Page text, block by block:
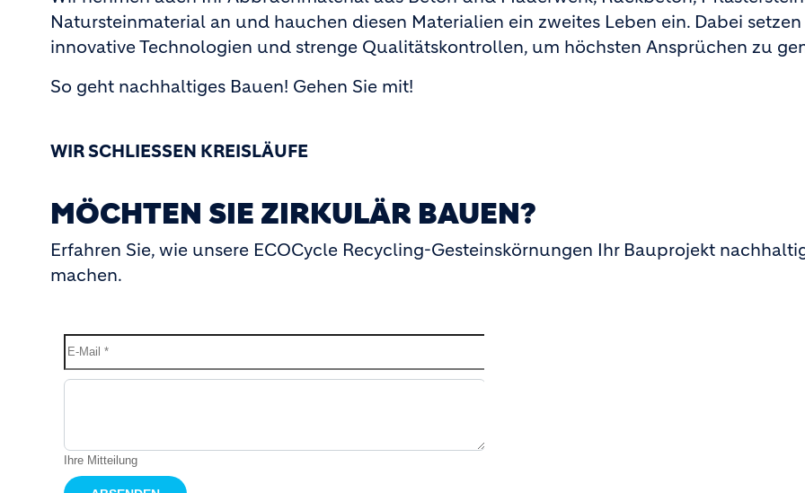
Natursteinmaterial an und hauchen diesen Materialien ein zweites Leben ein. Dabei
innovative Technologien und strenge Qualitätskontrollen, um höchsten Ansprüchen zu
So geht nachhaltiges Bauen! Gehen Sie mit!
WIR SCHLIESSEN KREISLÄUFE
MÖCHTEN SIE ZIRKULÄR BAUEN?
Erfahren Sie, wie unsere ECOCycle Recycling-Gesteinskörnungen Ihr Bauprojekt
machen.